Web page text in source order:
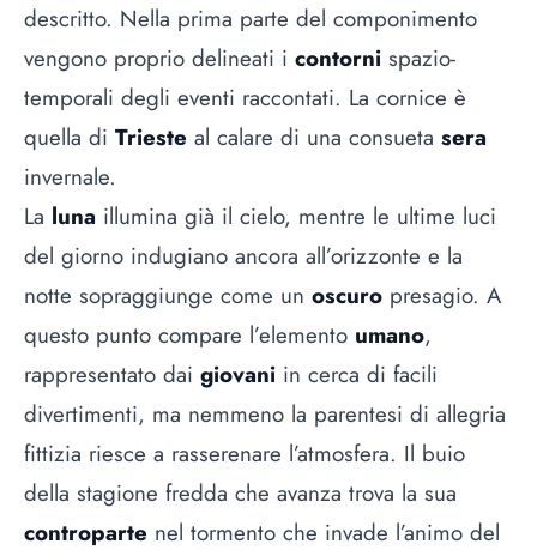
descritto. Nella prima parte del componimento
vengono proprio delineati i contorni spazio-
temporali degli eventi raccontati. La cornice è
quella di Trieste al calare di una consueta sera
invernale.
La luna illumina già il cielo, mentre le ultime luci
del giorno indugiano ancora all’orizzonte e la
notte sopraggiunge come un oscuro presagio. A
questo punto compare l’elemento umano,
rappresentato dai giovani in cerca di facili
divertimenti, ma nemmeno la parentesi di allegria
fittizia riesce a rasserenare l’atmosfera. Il buio
della stagione fredda che avanza trova la sua
controparte nel tormento che invade l’animo del